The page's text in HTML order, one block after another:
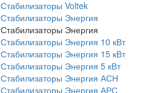
Стабилизаторы Voltek
Стабилизаторы Энергия
Стабилизаторы Энергия
Стабилизаторы Энергия 10 кВт
Стабилизаторы Энергия 15 кВт
Стабилизаторы Энергия 5 кВт
Стабилизаторы Энергия АСН
Стабилизаторы Энергия АРС